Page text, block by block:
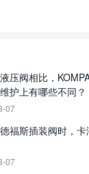
压阀相比，
护上有哪些不同？
07
福斯插装阀时，
07